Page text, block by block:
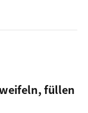
füllen